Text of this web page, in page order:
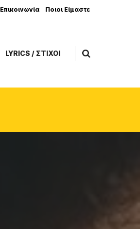
Επικοινωνία Ποιοι Είμαστε
LYRICS / ΣΤΙΧΟΙ